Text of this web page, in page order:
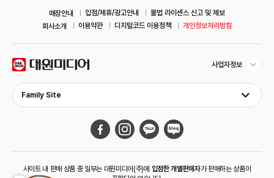
매장안내 입점/제휴/광고안내
불법 라이센스 신고 및 제보
회사소개
이용약관 디지털코드 이용정책 개인정보처리방침
사업자정보
Family Site
사이트 내 판매 상품 중 일부는 대원미디어(주)에 입점한 개별판매자가 판매하는 상품이